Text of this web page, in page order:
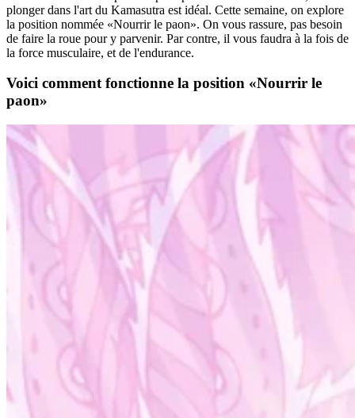
plonger dans l'art du Kamasutra est idéal. Cette semaine, on explore
la position nommée «Nourrir le paon». On vous rassure, pas besoin
de faire la roue pour y parvenir. Par contre, il vous faudra à la fois de
la force musculaire, et de l'endurance.
Voici comment fonctionne la position «Nourrir le
paon»